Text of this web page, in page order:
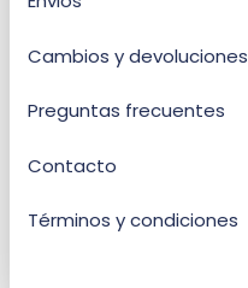
Cambios y devoluciones
Preguntas frecuentes
Contacto
Términos y condiciones